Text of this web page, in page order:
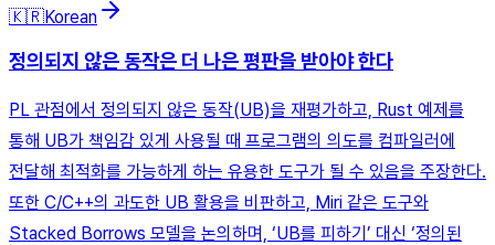
🇰🇷Korean
정의되지 않은 동작은 더 나은 평판을 받아야 한다
PL 관점에서 정의되지 않은 동작(UB)을 재평가하고, Rust 예제를
통해 UB가 책임감 있게 사용될 때 프로그램의 의도를 컴파일러에
전달해 최적화를 가능하게 하는 유용한 도구가 될 수 있음을 주장한다.
또한 C/C++의 과도한 UB 활용을 비판하고, Miri 같은 도구와
Stacked Borrows 모델을 논의하며, ‘UB를 피하기’ 대신 ‘정의된